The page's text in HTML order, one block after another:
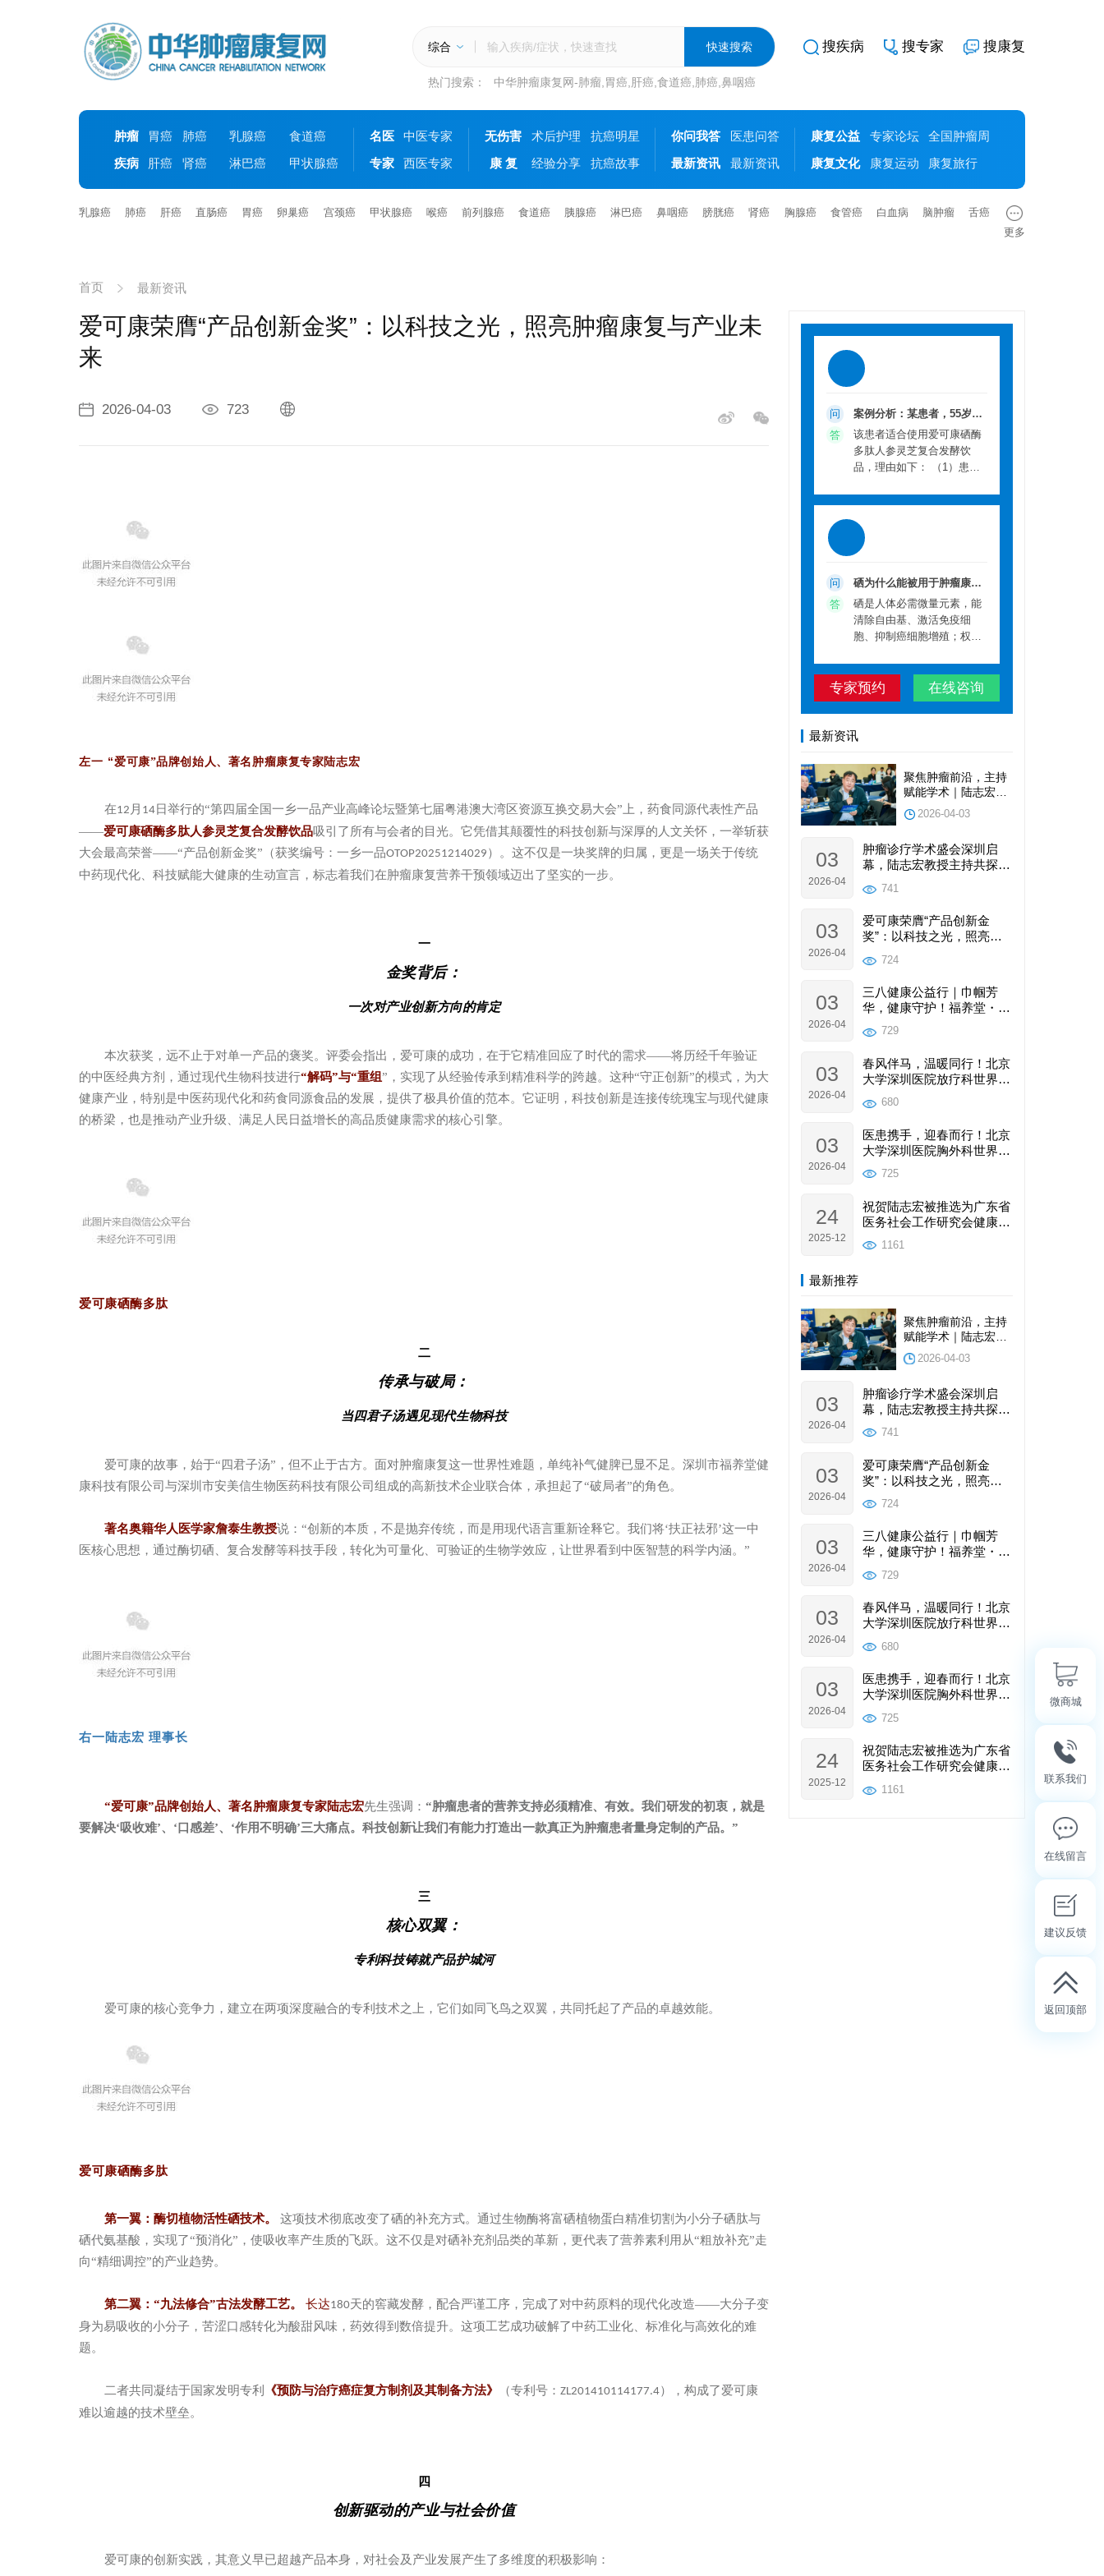
综合
热门搜索： 中华肿瘤康复网-肺瘤,胃癌,肝癌,食道癌,肺癌,鼻咽癌
搜疾病 搜专家 搜康复
肿瘤 胃癌 肺癌 乳腺癌
食道癌
疾病
肝癌 肾癌 淋巴癌 甲状腺癌
名医
中医专家
专家
西医专家
无伤害 术后护理
抗癌明星
康 复
经验分享 抗癌故事
你问我答
医患问答
最新资讯
最新资讯
康复公益 专家论坛
全国肿瘤周
康复文化
康复运动 康复旅行
乳腺癌 肺癌 肝癌 直肠癌 胃癌 卵巢癌 宫颈癌 甲状腺癌 喉癌 前列腺癌 食道癌 胰腺癌 淋巴癌 鼻咽癌 膀胱癌 肾癌 胸腺癌 食管癌 白血病 脑肿瘤
舌癌
更多
首页 最新资讯
爱可康荣膺“产品创新金奖”：以科技之光，照亮肿瘤康复与产业未
来
2026-04-03 723
左一 “爱可康”品牌创始人、著名肿瘤康复专家陆志宏
在12 月 14日举行的“第四届全国一乡一品产业高峰论坛暨第七届粤港澳大湾区资源互换交易大会”上，药食同源代表性产品
——爱可康硒酶多肽人参灵芝复合发酵饮品吸引了所有与会者的目光。它凭借其颠覆性的科技创新与深厚的人文关怀，一举斩获
大会最高荣誉——“产品创新金奖”（获奖编号：一乡一品OTOP20251214029）。这不仅是一块奖牌的归属，更是一场关于传统
中药现代化、科技赋能大健康的生动宣言，标志着我们在肿瘤康复营养干预领域迈出了坚实的一步。
一
金奖背后：
一次对产业创新方向的肯定
本次获奖，远不止于对单一产品的褒奖。评委会指出，爱可康的成功，在于它精准回应了时代的需求——将历经千年验证
的中医经典方剂，通过现代生物科技进行“解码”与“重组”，实现了从经验传承到精准科学的跨越。这种“守正创新”的模式，为大
健康产业，特别是中医药现代化和药食同源食品的发展，提供了极具价值的范本。它证明，科技创新是连接传统瑰宝与现代健康
的桥梁，也是推动产业升级、满足人民日益增长的高品质健康需求的核心引擎。
爱可康硒酶多肽
二
传承与破局：
当四君子汤遇见现代生物科技
爱可康的故事，始于“四君子汤”，但不止于古方。面对肿瘤康复这一世界性难题，单纯补气健脾已显不足。深圳市福养堂健
康科技有限公司与深圳市安美信生物医药科技有限公司组成的高新技术企业联合体，承担起了“破局者”的角色。
著名奥籍华人医学家詹泰生教授说：“创新的本质，不是抛弃传统，而是用现代语言重新诠释它。我们将‘扶正祛邪’这一中
医核心思想，通过酶切硒、复合发酵等科技手段，转化为可量化、可验证的生物学效应，让世界看到中医智慧的科学内涵。”
右一陆志宏 理事长
“爱可康”品牌创始人、著名肿瘤康复专家陆志宏先生强调： “肿瘤患者的营养支持必须精准、有效。我们研发的初衷，就是
要解决‘吸收难’、‘口感差’、‘作用不明确’三大痛点。科技创新让我们有能力打造出一款真正为肿瘤患者量身定制的产品。”
三
核心双翼：
专利科技铸就产品护城河
爱可康的核心竞争力，建立在两项深度融合的专利技术之上，它们如同飞鸟之双翼，共同托起了产品的卓越效能。
爱可康硒酶多肽
第一翼：酶切植物活性硒技术。
这项技术彻底改变了硒的补充方式。通过生物酶将富硒植物蛋白精准切割为小分子硒肽与
硒代氨基酸，实现了“预消化”，使吸收率产生质的飞跃。这不仅是对硒补充剂品类的革新，更代表了营养素利用从“粗放补充”走
向“精细调控”的产业趋势。
第二翼：“九法修合”古法发酵工艺。 长达180天的窖藏发酵，配合严谨工序，完成了对中药原料的现代化改造——大分子变
身为易吸收的小分子，苦涩口感转化为酸甜风味，药效得到数倍提升。这项工艺成功破解了中药工业化、标准化与高效化的难
题。
二者共同凝结于国家发明专利 《预防与治疗癌症复方制剂及其制备方法》 （专利号： ZL201410114177.4），构成了爱可康
难以逾越的技术壁垒。
四
创新驱动的产业与社会价值
爱可康的创新实践，其意义早已超越产品本身，对社会及产业发展产生了多维度的积极影响：
问
案例分析：某患者，55岁，
经二级医院确诊为肺癌，目
前处于化疗期间，出现白细
胞减少、恶心呕吐、食欲差
硒地区（广东），担心化疗
解是否适合使用爱可康硒酶
多肽人参灵芝复合发酵饮
该患者是否适合使用该产
硒剂量。
答
该患者适合使用爱可康硒酶
多肽人参灵芝复合发酵饮
品，理由如下： （1）患者
中的核心成分酶切植物活性
硒，可减轻化疗药物（如顺
护骨髓造血功能，减少白细
胞下降幅度，缓解消化道反
应（恶心呕吐、食欲差），
且不影响化疗对肿瘤细胞的
疗副作用的需求。 （2） 患
者生活在我国低硒地区，本
身存在硒摄入不足的可能，
肿瘤患者在治疗期间对硒的
需求增加，补充硒可满足其
疫功能，帮助患者降低治疗
后感染风险，为后续治疗提
供支持。 （3） 产品采用
180天窖藏发酵工艺，能提
升有效成分吸收率，减少肠
胃刺激，适合化疗期间肠胃
功能可能较弱的患者；且组
等成分，可改善患者睡眠
合患者需求。 推荐补硒剂
量：根据中国营养学会推
荐，接受放化疗的癌症患者
因此建议该患者按照此剂量
范围补充爱可康硒酶多肽人
参灵芝复合发酵饮品，具体
医生建议微调。同时，需提
醒患者在使用过程中配合后
品使用体验。
问
硒为什么能被用于肿瘤康
复？有哪些权威依据？
答
硒是人体必需微量元素，能
清除自由基、激活免疫细
胞、抑制癌细胞增殖；权威
林县干预试验。2005年，“硒
具有防癌抗癌作用”已被写入
及高等院校医药教材，内容
DNA、RNA和蛋白质合成，
抑制癌基因的转录，干扰致
癌物质的代谢”等。硒在癌症
预防与康复中的作用已被大
专家预约 在线咨询
最新资讯
聚焦肿瘤前沿，主持
赋能学术｜陆志宏理
事长受邀请参加并主
持2026深圳国际肿瘤
2026-04-03
03
2026-04
肿瘤诊疗学术盛会深圳启
幕，陆志宏教授主持共探行
741
03
2026-04
爱可康荣膺“产品创新金
奖”：以科技之光，照亮肿
724
03
2026-04
三八健康公益行｜巾帼芳
华，健康守护！福养堂・康
复乐园这场女性健康之约温
暖落幕
729
03
2026-04
春风伴马，温暖同行！北京
大学深圳医院放疗科世界癌
症日公益行圆满落幕
680
03
2026-04
医患携手，迎春而行！北京
大学深圳医院胸外科世界癌
症日公益行圆满举办
725
24
2025-12
祝贺陆志宏被推选为广东省
医务社会工作研究会健康科
普工作分会副主委
1161
最新推荐
聚焦肿瘤前沿，主持
赋能学术｜陆志宏理
事长受邀请参加并主
持2026深圳国际肿瘤
2026-04-03
03
2026-04
肿瘤诊疗学术盛会深圳启
幕，陆志宏教授主持共探行
业发展新路径
741
03
2026-04
爱可康荣膺“产品创新金
奖”：以科技之光，照亮肿
瘤康复与产业未来
724
03
2026-04
三八健康公益行｜巾帼芳
华，健康守护！福养堂・康
复乐园这场女性健康之约温
暖落幕
729
03
2026-04
春风伴马，温暖同行！北京
大学深圳医院放疗科世界癌
680
03
2026-04
医患携手，迎春而行！北京
大学深圳医院胸外科世界癌
725
24
2025-12
祝贺陆志宏被推选为广东省
医务社会工作研究会健康科
1161
微商城
联系我们
在线留言
建议反馈
返回顶部